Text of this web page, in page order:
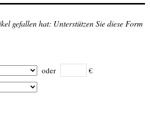
gefallen hat: Unterstützen Sie diese Form
oder €